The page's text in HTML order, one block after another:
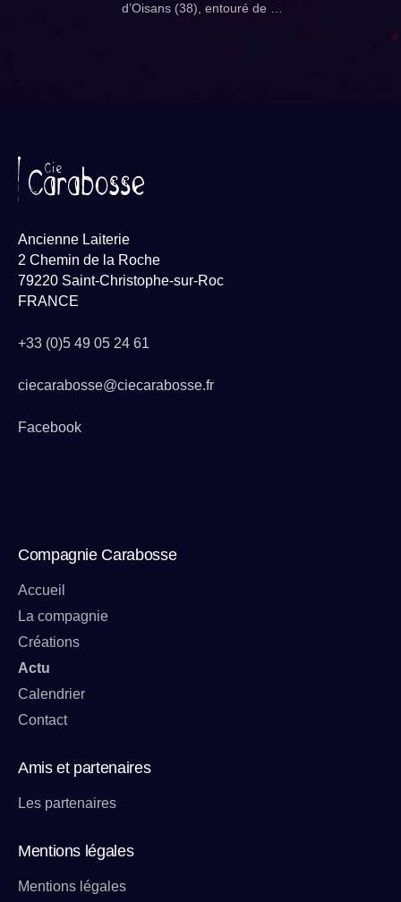
d’Oisans (38), entouré de …
Ancienne Laiterie
2 Chemin de la Roche
79220 Saint-Christophe-sur-Roc
FRANCE
+33 (0)5 49 05 24 61
ciecarabosse@ciecarabosse.fr
Facebook
Compagnie Carabosse
Accueil
La compagnie
Créations
Actu
Calendrier
Contact
Amis et partenaires
Les partenaires
Mentions légales
Mentions légales